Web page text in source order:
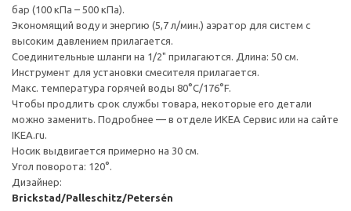
бар (100 кПа – 500 кПа).
Экономящий воду и энергию (5,7 л/мин.) аэратор для систем с
высоким давлением прилагается.
Соединительные шланги на 1/2" прилагаются. Длина: 50 см.
Инструмент для установки смесителя прилагается.
Макс. температура горячей воды 80°C/176°F.
Чтобы продлить срок службы товара, некоторые его детали
можно заменить. Подробнее — в отделе ИКЕА Сервис или на сайте
IKEA.ru.
Носик выдвигается примерно на 30 см.
Угол поворота: 120°.
Дизайнер:
Brickstad/Palleschitz/Petersén